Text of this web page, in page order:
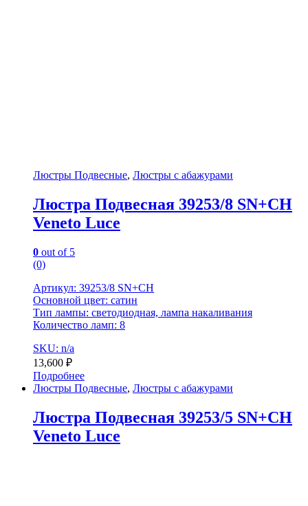
Люстры Подвесные, Люстры с абажурами
Люстра Подвесная 39253/8 SN+CH
Veneto Luce
0 out of 5
(0)
Артикул: 39253/8 SN+CH
Основной цвет: сатин
Тип лампы: светодиодная, лампа накаливания
Количество ламп: 8
SKU: n/a
13,600 ₽
Подробнее
Люстры Подвесные, Люстры с абажурами
Люстра Подвесная 39253/5 SN+CH
Veneto Luce